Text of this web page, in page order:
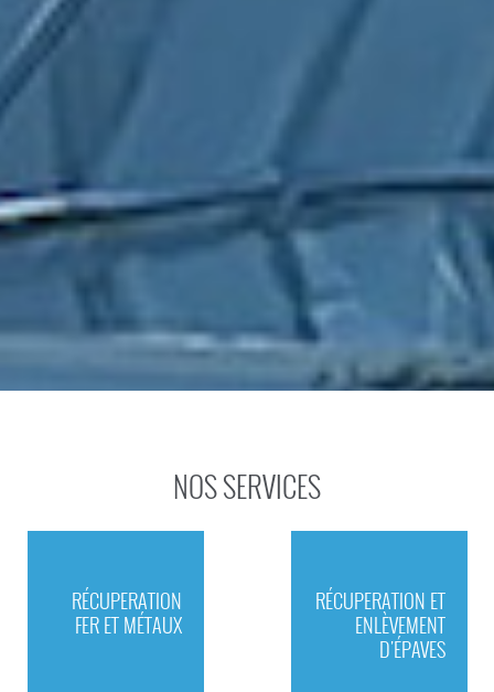
NOS SERVICES
RÉCUPERATION
FER ET MÉTAUX
RÉCUPERATION ET
ENLÈVEMENT
D'ÉPAVES